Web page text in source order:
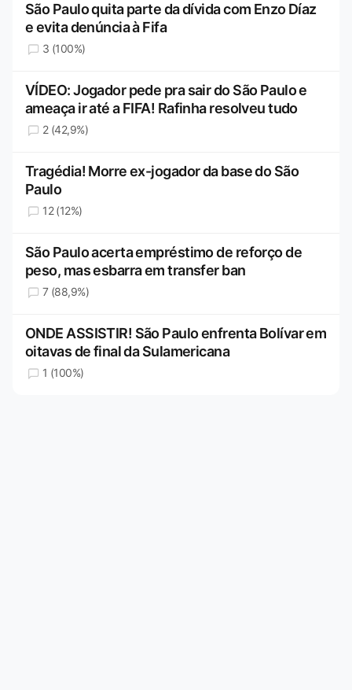
São Paulo quita parte da dívida com Enzo Díaz
e evita denúncia à Fifa
3 (100%)
VÍDEO: Jogador pede pra sair do São Paulo e
ameaça ir até a FIFA! Rafinha resolveu tudo
2 (42,9%)
Tragédia! Morre ex-jogador da base do São
Paulo
12 (12%)
São Paulo acerta empréstimo de reforço de
peso, mas esbarra em transfer ban
7 (88,9%)
ONDE ASSISTIR! São Paulo enfrenta Bolívar em
oitavas de final da Sulamericana
1 (100%)